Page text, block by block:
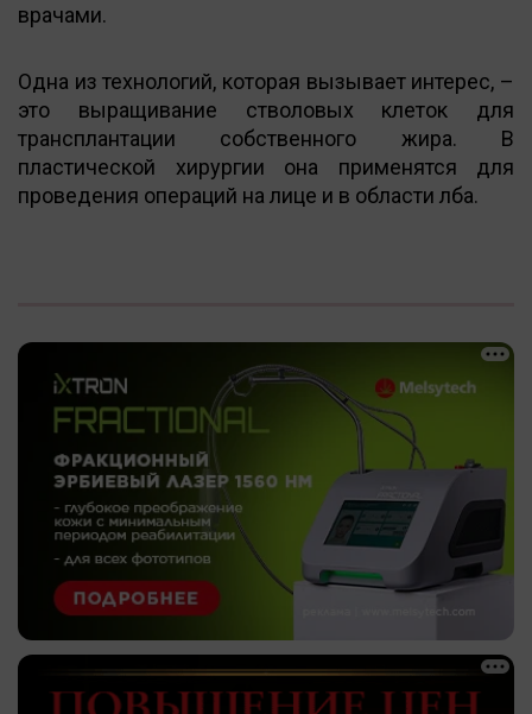
врачами.
Одна из технологий, которая вызывает интерес, –
это выращивание стволовых клеток для
трансплантации собственного жира. В
пластической хирургии она применятся для
проведения операций на лице и в области лба.